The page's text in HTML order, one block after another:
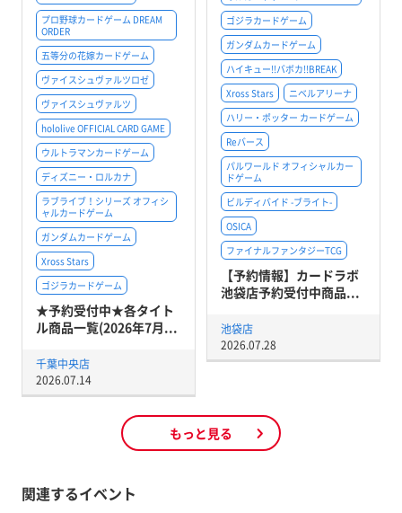
ゴジラカードゲーム
ガンダムカードゲーム
ハイキュー!!バボカ!!BREAK
Xross Stars
ニベルアリーナ
ハリー・ポッター カードゲーム
Reバース
パルワールド オフィシャルカー
ドゲーム
ビルディバイド -ブライト-
OSICA
ファイナルファンタジーTCG
【予約情報】カードラボ
池袋店予約受付中商品...
池袋店
2026.07.28
プロ野球カードゲーム DREAM
ORDER
五等分の花嫁カードゲーム
ヴァイスシュヴァルツロゼ
ヴァイスシュヴァルツ
hololive OFFICIAL CARD GAME
ウルトラマンカードゲーム
ディズニー・ロルカナ
ラブライブ！シリーズ オフィシ
ャルカードゲーム
ガンダムカードゲーム
Xross Stars
ゴジラカードゲーム
★予約受付中★各タイト
ル商品一覧(2026年7月...
千葉中央店
2026.07.14
もっと見る
関連するイベント